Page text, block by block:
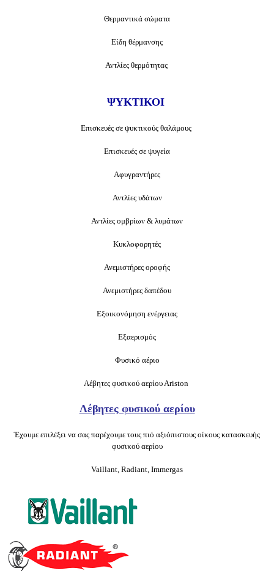
Θερμαντικά σώματα
Είδη θέρμανσης
Αντλίες θερμότητας
ΨΥΚΤΙΚΟΙ
Επισκευές σε ψυκτικούς θαλάμους
Επισκευές σε ψυγεία
Αφυγραντήρες
Αντλίες υδάτων
Αντλίες ομβρίων & λυμάτων
Κυκλοφορητές
Ανεμιστήρες οροφής
Ανεμιστήρες δαπέδου
Εξοικονόμηση ενέργειας
Εξαερισμός
Φυσικό αέριο
Λέβητες φυσικού αερίου Αriston
Λέβητες φυσικού αερίου
Έχουμε επιλέξει να σας παρέχουμε τους πιό αξιόπιστους οίκους κατασκευής
φυσικού αερίου
Vaillant, Radiant, Immergas